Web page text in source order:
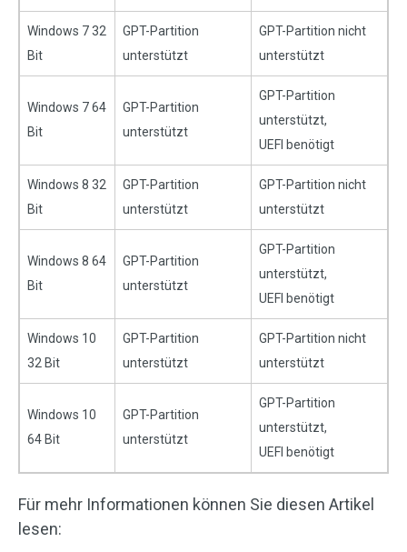
Windows 7 32
Bit
GPT-Partition
unterstützt
GPT-Partition nicht
unterstützt
Windows 7 64
Bit
GPT-Partition
unterstützt
GPT-Partition
unterstützt,
UEFI benötigt
Windows 8 32
Bit
GPT-Partition
unterstützt
GPT-Partition nicht
unterstützt
Windows 8 64
Bit
GPT-Partition
unterstützt
GPT-Partition
unterstützt,
UEFI benötigt
Windows 10
32 Bit
GPT-Partition
unterstützt
GPT-Partition nicht
unterstützt
Windows 10
64 Bit
GPT-Partition
unterstützt
GPT-Partition
unterstützt,
UEFI benötigt
Für mehr Informationen können Sie diesen Artikel
lesen: